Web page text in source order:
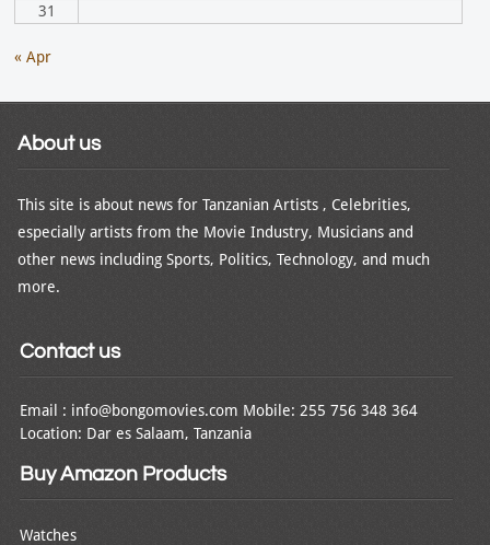
31
« Apr
About us
This site is about news for Tanzanian Artists , Celebrities,
especially artists from the Movie Industry, Musicians and
other news including Sports, Politics, Technology, and much
more.
Contact us
Email : info@bongomovies.com Mobile: 255 756 348 364
Location: Dar es Salaam, Tanzania
Buy Amazon Products
Watches